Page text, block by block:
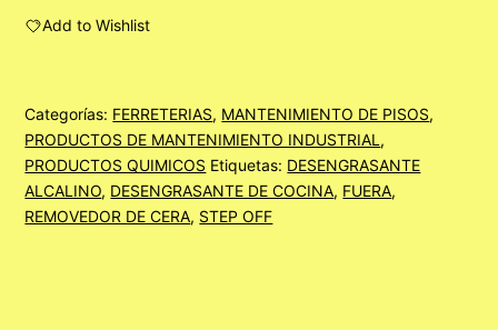
REMOWAX
cantidad
Add to Wishlist
Categorías: FERRETERIAS, MANTENIMIENTO DE PISOS,
PRODUCTOS DE MANTENIMIENTO INDUSTRIAL ,
PRODUCTOS QUIMICOS Etiquetas: DESENGRASANTE
ALCALINO, DESENGRASANTE DE COCINA, FUERA,
REMOVEDOR DE CERA, STEP OFF